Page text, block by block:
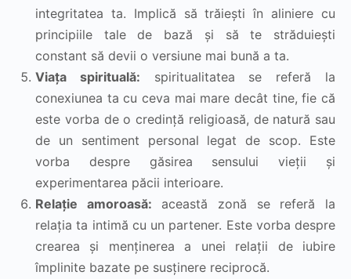
integritatea ta. Implică să trăiești în aliniere cu
principiile tale de bază și să te străduiești
constant să devii o versiune mai bună a ta.
Viața spirituală: spiritualitatea se referă la
conexiunea ta cu ceva mai mare decât tine, fie că
este vorba de o credință religioasă, de natură sau
de un sentiment personal legat de scop. Este
vorba despre găsirea sensului vieții și
experimentarea păcii interioare.
Relație amoroasă: această zonă se referă la
relația ta intimă cu un partener. Este vorba despre
crearea și menținerea a unei relații de iubire
împlinite bazate pe susținere reciprocă.